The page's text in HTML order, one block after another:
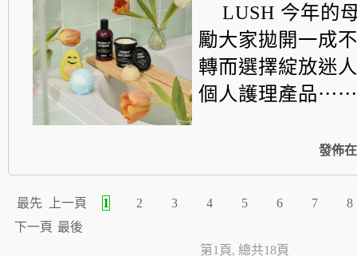
LUSH 今年的
勵大家拋開一成
轉而選擇綻放迷
個人護理產品⋯⋯
發佈在
最先 上一頁 1 2 3 4 5 6 7
8
下一頁 最後
第1頁, 總共18頁